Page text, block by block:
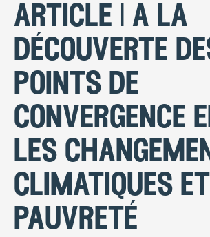
Page d'accueil
Le Centre d'apprentissage
article | a la
découverte
points de
convergence
les
climatiques
pauvreté